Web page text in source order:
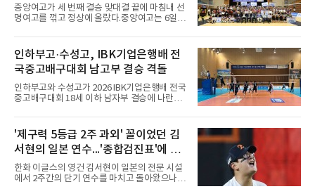
아닌 '무덤'처럼 작용하고 있음을 방증하고 있다.
고교 시절 시속 160km에 달하는 강속구로 큰 스
리츠와 마이애미 말린스를 거쳐 메츠에 둥지를
틀며 반등을 노렸으나
배구대회 우승
중앙여고가 세 번째 결승 맞대결 끝에 마침내 선
명여고를 꺾고 정상에 올랐다.중앙여고는 6일
행배 전국중고배구대회 18세 이하 여자부 결승
에서 선명여고를 세트스코어 3-1(13-25, 25-14,
25-17, 25-10)로 물리치고 우승을 차지했다.첫
세트를 13-25로 내주며 불안하게 출발한 중앙여
고는 이후 조직력을 되찾아 2세트부터 경기 주
도권을 완전히 장악했다. 강한 서브와 탄탄한 수
비를 앞세워 내리 세 세트를 따내며 짜릿한 역전
권대회 결승에서 모두 선명여고에 패해 준우승
에 머물렀다. 그러나 세 번째
인하부고·수성고, IBK기업은행배 전
국중고배구대회 남고부 결승 격돌
인하부고와 수성고가 2026 IBK기업은행배 전국
중고배구대회 18세 이하 남자부 결승에 나란히
하부고는 5일 충북 제천실내체육관에서 열린 대
회 남자 18세 이하부 준결승에서 남성고를 세트
스코어 3-1(25-17, 17-25, 25-21, 25-17)로 꺾
고 결승행 티켓을 따냈다. 인하부고는 높은 공격
성공률을 앞세워 경기 주도권을 잡으며 승리를
거뒀다.수성고도 준결승에서 속초고를 상대로
안정된 조직력을 바탕으로 3-1(25-23, 25-16,
'제구력 5등급 2주 과외' 꼴이었던 김
서현의 일본 연수...'종합검진표'에 불
과
한화 이글스의 영건 김서현이 일본의 전문 시설
에서 2주간의 단기 연수를 마치고 돌아왔으나,